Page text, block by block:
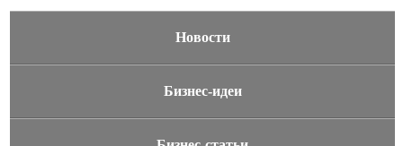
Новости
Бизнес-идеи